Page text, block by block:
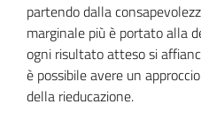
partendo dalla
marginale più è portato alla
ogni risultato atteso si
è possibile avere un
della rieducazione.